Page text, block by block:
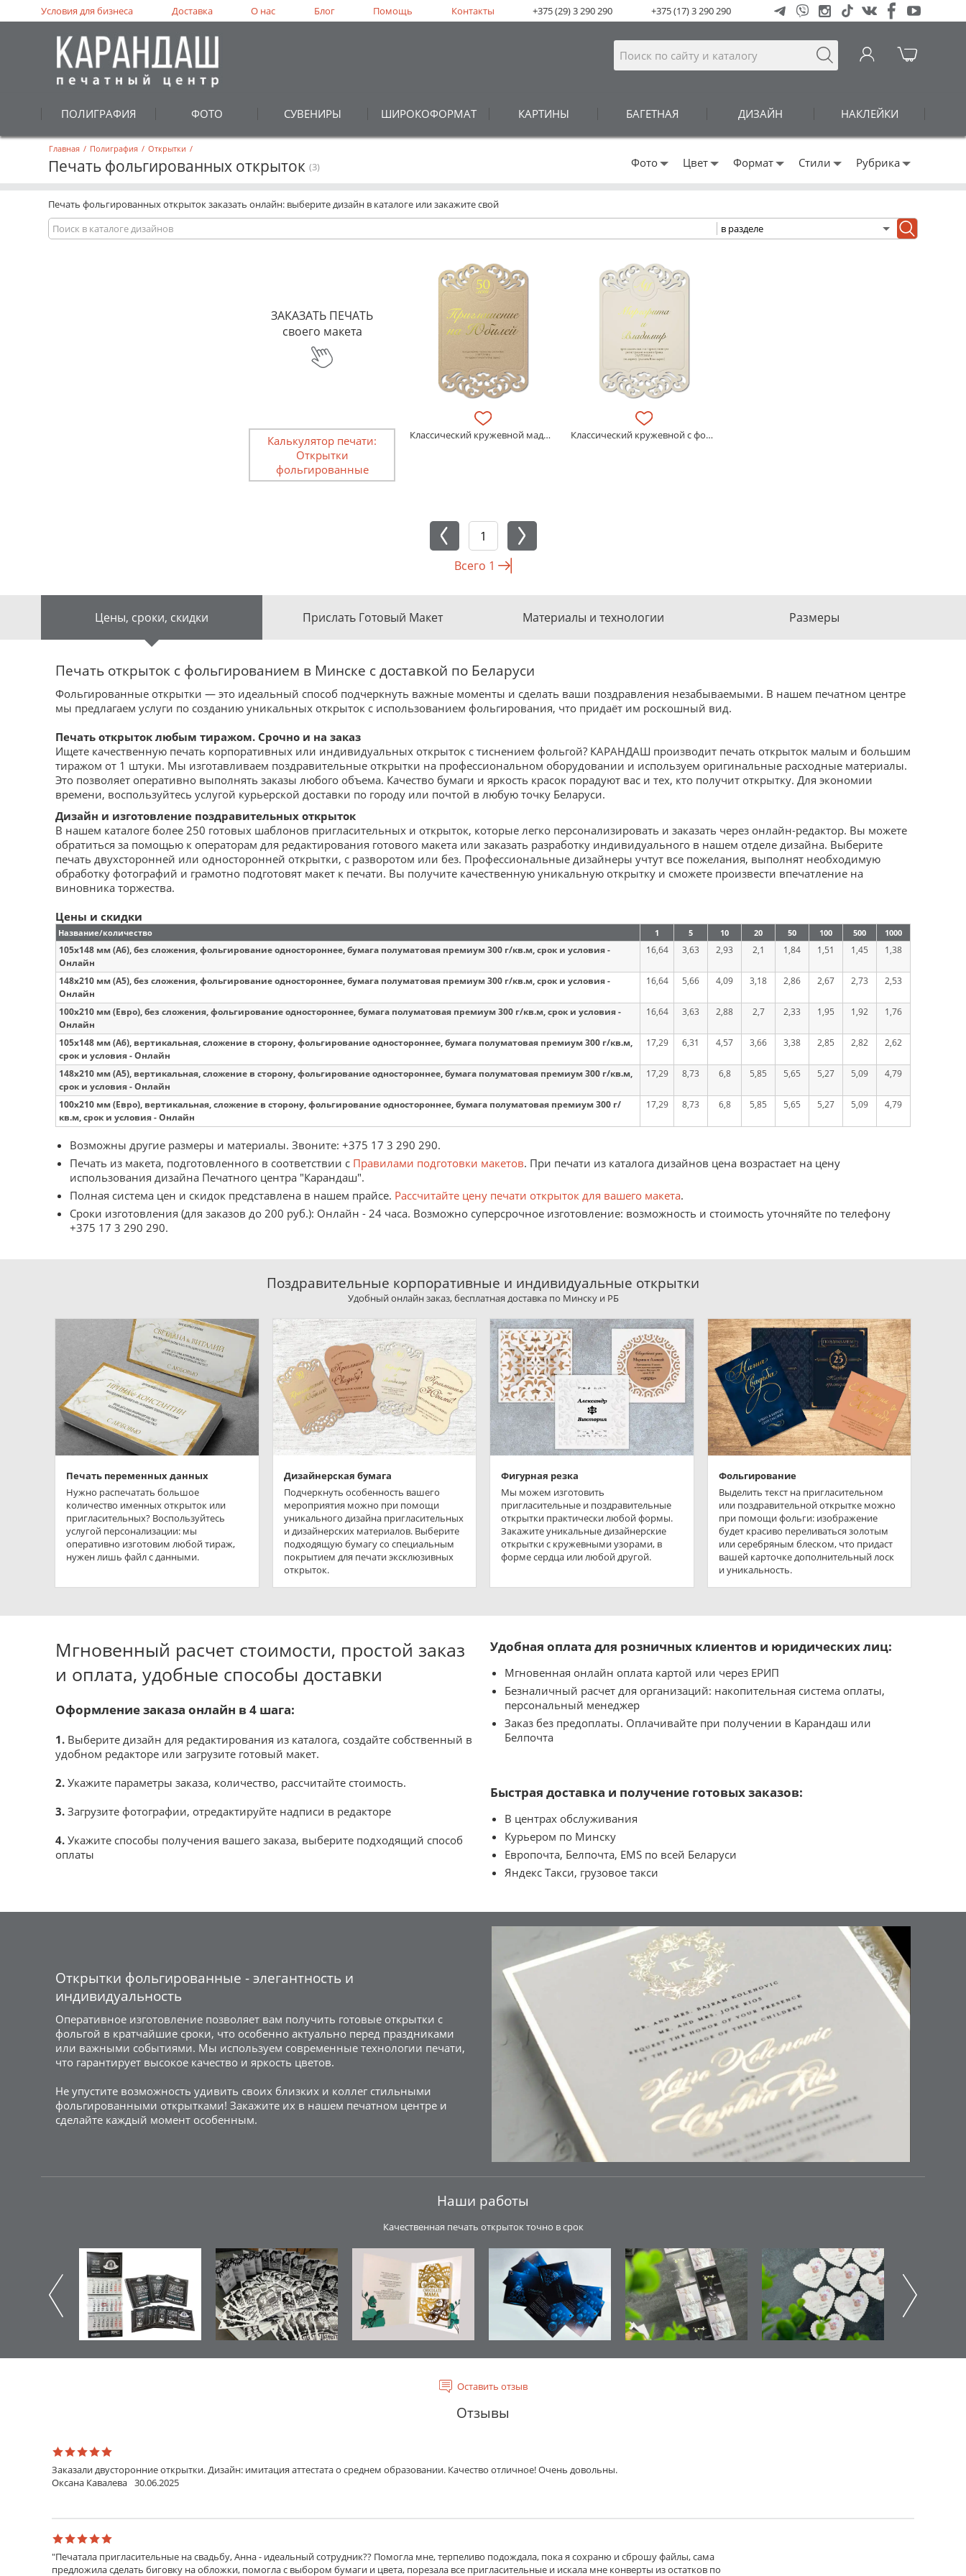
ПОЛИГРАФИЯ ФОТО СУВЕНИРЫ ШИРОКОФОРМАТ КАРТИНЫ БАГЕТНАЯ ДИЗАЙН НАКЛЕЙКИ
Условия для бизнеса Доставка О нас Блог Помощь Контакты +375 (29) 3 290 290 +375 (17) 3 290 290
Главная / Полиграфия / Открытки /
Печать фольгированных открыток (3) Фото Цвет Формат Стили Рубрика
Печать фольгированных открыток заказать онлайн: выберите дизайн в каталоге или закажите свой
ЗАКАЗАТЬ ПЕЧАТЬ
своего макета
Калькулятор печати:
Открытки
фольгированные
Классический кружевной маджестик Классический кружевной с фольгой
Всего 1
Цены, сроки, скидки Прислать Готовый Макет Материалы и технологии Размеры
Печать открыток с фольгированием в Минске с доставкой по Беларуси
Фольгированные открытки — это идеальный способ подчеркнуть важные моменты и сделать ваши поздравления незабываемыми. В нашем печатном центре
мы предлагаем услуги по созданию уникальных открыток с использованием фольгирования, что придаёт им роскошный вид.
Печать открыток любым тиражом. Срочно и на заказ
Ищете качественную печать корпоративных или индивидуальных открыток с тиснением фольгой? КАРАНДАШ производит печать открыток малым и большим
тиражом от 1 штуки. Мы изготавливаем поздравительные открытки на профессиональном оборудовании и используем оригинальные расходные материалы.
Это позволяет оперативно выполнять заказы любого объема. Качество бумаги и яркость красок порадуют вас и тех, кто получит открытку. Для экономии
времени, воспользуйтесь услугой курьерской доставки по городу или почтой в любую точку Беларуси.
Дизайн и изготовление поздравительных открыток
В нашем каталоге более 250 готовых шаблонов пригласительных и открыток, которые легко персонализировать и заказать через онлайн-редактор. Вы можете
обратиться за помощью к операторам для редактирования готового макета или заказать разработку индивидуального в нашем отделе дизайна. Выберите
печать двухсторонней или односторонней открытки, с разворотом или без. Профессиональные дизайнеры учтут все пожелания, выполнят необходимую
обработку фотографий и грамотно подготовят макет к печати. Вы получите качественную уникальную открытку и сможете произвести впечатление на
виновника торжества.
Цены и скидки
Название/количество 1 5 10 20 50 100 500 1000
105х148 мм (А6), без сложения, фольгирование одностороннее, бумага полуматовая премиум 300 г/кв.м, срок и условия -
Онлайн
16,64 3,63 2,93 2,1 1,84 1,51 1,45 1,38
148х210 мм (А5), без сложения, фольгирование одностороннее, бумага полуматовая премиум 300 г/кв.м, срок и условия -
Онлайн
16,64 5,66 4,09 3,18 2,86 2,67 2,73 2,53
100х210 мм (Евро), без сложения, фольгирование одностороннее, бумага полуматовая премиум 300 г/кв.м, срок и условия -
Онлайн
16,64 3,63 2,88 2,7 2,33 1,95 1,92 1,76
105х148 мм (А6), вертикальная, сложение в сторону, фольгирование одностороннее, бумага полуматовая премиум 300 г/кв.м,
срок и условия - Онлайн
17,29 6,31 4,57 3,66 3,38 2,85 2,82 2,62
148х210 мм (А5), вертикальная, сложение в сторону, фольгирование одностороннее, бумага полуматовая премиум 300 г/кв.м,
срок и условия - Онлайн
17,29 8,73 6,8 5,85 5,65 5,27 5,09 4,79
100х210 мм (Евро), вертикальная, сложение в сторону, фольгирование одностороннее, бумага полуматовая премиум 300 г/
кв.м, срок и условия - Онлайн
17,29 8,73 6,8 5,85 5,65 5,27 5,09 4,79
Возможны другие размеры и материалы. Звоните: +375 17 3 290 290.
Печать из макета, подготовленного в соответствии с Правилами подготовки макетов. При печати из каталога дизайнов цена возрастает на цену
использования дизайна Печатного центра "Карандаш".
Полная система цен и скидок представлена в нашем прайсе. Рассчитайте цену печати открыток для вашего макета.
Сроки изготовления (для заказов до 200 руб.): Онлайн - 24 часа. Возможно суперсрочное изготовление: возможность и стоимость уточняйте по телефону
+375 17 3 290 290.
Поздравительные корпоративные и индивидуальные открытки
Удобный онлайн заказ, бесплатная доставка по Минску и РБ
Печать переменных данных
Нужно распечатать большое
количество именных открыток или
пригласительных? Воспользуйтесь
услугой персонализации: мы
оперативно изготовим любой тираж,
нужен лишь файл с данными.
Дизайнерская бумага
Подчеркнуть особенность вашего
мероприятия можно при помощи
уникального дизайна пригласительных
и дизайнерских материалов. Выберите
подходящую бумагу со специальным
покрытием для печати эксклюзивных
открыток.
Фигурная резка
Мы можем изготовить
пригласительные и поздравительные
открытки практически любой формы.
Закажите уникальные дизайнерские
открытки с кружевными узорами, в
форме сердца или любой другой.
Фольгирование
Выделить текст на пригласительном
или поздравительной открытке можно
при помощи фольги: изображение
будет красиво переливаться золотым
или серебряным блеском, что придаст
вашей карточке дополнительный лоск
и уникальность.
Мгновенный расчет стоимости, простой заказ
и оплата, удобные способы доставки
Оформление заказа онлайн в 4 шага:
1. Выберите дизайн для редактирования из каталога, создайте собственный в
удобном редакторе или загрузите готовый макет.
2. Укажите параметры заказа, количество, рассчитайте стоимость.
3. Загрузите фотографии, отредактируйте надписи в редакторе
4. Укажите способы получения вашего заказа, выберите подходящий способ
оплаты
Удобная оплата для розничных клиентов и юридических лиц:
Мгновенная онлайн оплата картой или через ЕРИП
Безналичный расчет для организаций: накопительная система оплаты,
персональный менеджер
Заказ без предоплаты. Оплачивайте при получении в Карандаш или
Белпочта
Быстрая доставка и получение готовых заказов:
В центрах обслуживания
Курьером по Минску
Европочта, Белпочта, EMS по всей Беларуси
Яндекс Такси, грузовое такси
Открытки фольгированные - элегантность и
индивидуальность
Оперативное изготовление позволяет вам получить готовые открытки с
фольгой в кратчайшие сроки, что особенно актуально перед праздниками
или важными событиями. Мы используем современные технологии печати,
что гарантирует высокое качество и яркость цветов.
Не упустите возможность удивить своих близких и коллег стильными
фольгированными открытками! Закажите их в нашем печатном центре и
сделайте каждый момент особенным.
Наши работы
Качественная печать открыток точно в срок
Оставить отзыв
Отзывы
Заказали двусторонние открытки. Дизайн: имитация аттестата о среднем образовании. Качество отличное! Очень довольны.
Оксана Кавалева 30.06.2025
"Печатала пригласительные на свадьбу, Анна - идеальный сотрудник?? Помогла мне, терпеливо подождала, пока я сохраню и сброшу файлы, сама
предложила сделать биговку на обложки, помогла с выбором бумаги и цвета, порезала все пригласительные и искала мне конверты из остатков по